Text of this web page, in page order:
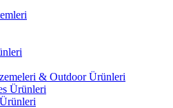
& Outdoor Ürünleri
Ürünleri